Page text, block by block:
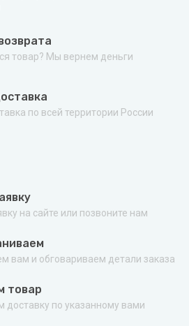
товар? Мы вернем деньги
по всей территории России
на сайте или позвоните нам
вам и обговариваем детали заказа
товар
доставку по указанному вами